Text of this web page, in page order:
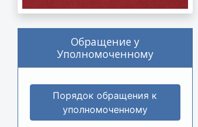
Обращение у
Уполномоченному
Порядок обращения к
уполномоченному